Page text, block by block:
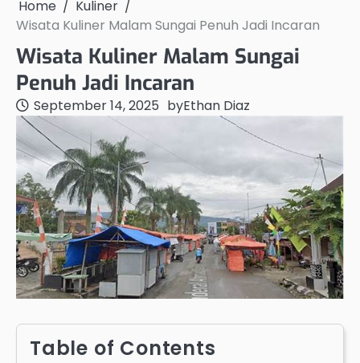
Home
Kuliner
Wisata Kuliner Malam Sungai Penuh Jadi Incaran
Wisata Kuliner Malam Sungai
Penuh Jadi Incaran
September 14, 2025 byEthan Diaz
Table of Contents